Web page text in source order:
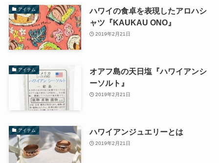
アイテム
ハワイの食卓を表現したアロハシ
ャツ『KAUKAU ONO』
2019年2月21日
アイテム
オアフ島の天日塩『ハワイアンシ
ーソルト』
2019年2月21日
アイテム ハワイアンジュエリーとは
2019年2月21日